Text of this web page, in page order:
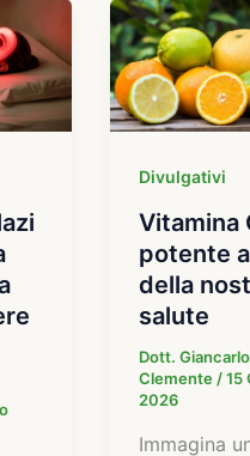
Divulgativi
Vitamina
potente
della
salute
Dott.
Clemente /15
2026
Immagina